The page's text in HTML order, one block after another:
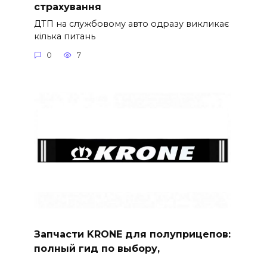
страхування
ДТП на службовому авто одразу викликає
кілька питань
0 7
Запчасти KRONE для полуприцепов:
полный гид по выбору,